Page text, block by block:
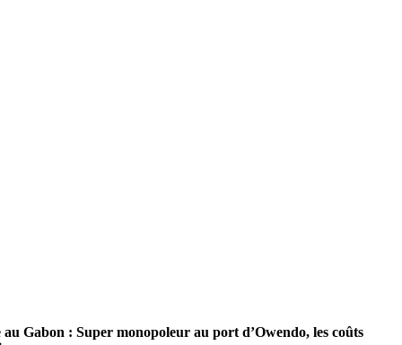
Gabon : Super monopoleur au port d’Owendo, les coûts